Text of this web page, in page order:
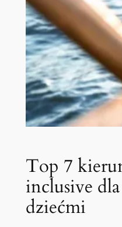
Top 7
inclusive
dziećmi